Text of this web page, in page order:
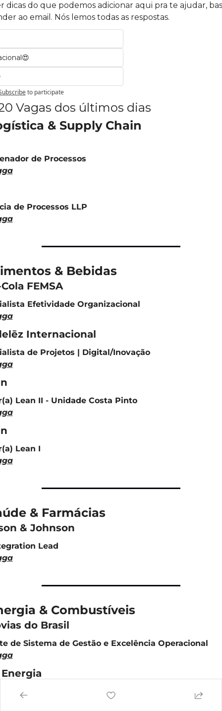
dicas do que podemos adicionar aqui pra te ajudar,
ao email. Nós lemos todas as respostas.
to participate
Vagas dos últimos dias
& Supply Chain
de Processos
de Processos LLP
& Bebidas
FEMSA
Efetividade Organizacional
Internacional
de Projetos | Digital/Inovação
Lean II - Unidade Costa Pinto
Lean I
& Farmácias
& Johnson
Lead
& Combustíveis
do Brasil
de Sistema de Gestão e Excelência Operacional
de Processos e Melhoria Contínua Sênior